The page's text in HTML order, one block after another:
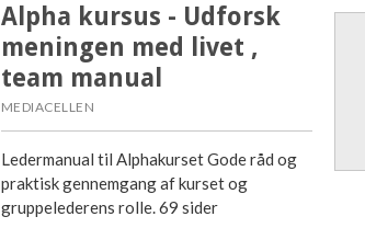
Alpha kursus - Udforsk
meningen med livet ,
team manual
MEDIACELLEN
Ledermanual til Alphakurset Gode råd og
praktisk gennemgang af kurset og
gruppelederens rolle. 69 sider